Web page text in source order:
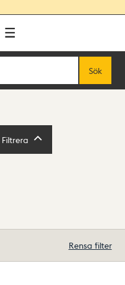
Sök
Filtrera
Rensa filter